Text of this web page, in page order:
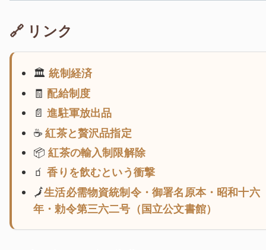
🔗 リンク
🏛統制経済
🧾配給制度
📄進駐軍放出品
☕紅茶と贅沢品指定
📦紅茶の輸入制限解除
🧃香りを飲むという衝撃
🗾生活必需物資統制令・御署名原本・昭和十六
年・勅令第三六二号（国立公文書館）